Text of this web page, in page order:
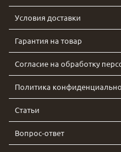
Условия доставки
Гарантия на товар
Согласие на обработку
Политика
Статьи
Вопрос-ответ